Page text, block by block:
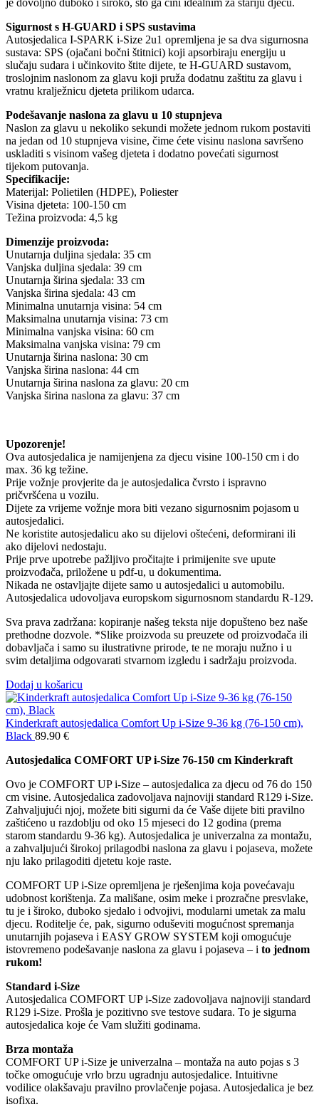
Sigurnost s H-GUARD i SPS sustavima
Autosjedalica I-SPARK i-Size 2u1 opremljena je sa dva sigurnosna
sustava: SPS (ojačani bočni štitnici) koji apsorbiraju energiju u
slučaju sudara i učinkovito štite dijete, te H-GUARD sustavom,
troslojnim naslonom za glavu koji pruža dodatnu zaštitu za glavu i
vratnu kralježnicu djeteta prilikom udarca.
Podešavanje naslona za glavu u 10 stupnjeva
Naslon za glavu u nekoliko sekundi možete jednom rukom postaviti
na jedan od 10 stupnjeva visine, čime ćete visinu naslona savršeno
uskladiti s visinom vašeg djeteta i dodatno povećati sigurnost
tijekom putovanja.
Specifikacije:
Materijal: Polietilen (HDPE), Poliester
Visina djeteta: 100-150 cm
Težina proizvoda: 4,5 kg
Dimenzije proizvoda:
Unutarnja duljina sjedala: 35 cm
Vanjska duljina sjedala: 39 cm
Unutarnja širina sjedala: 33 cm
Vanjska širina sjedala: 43 cm
Minimalna unutarnja visina: 54 cm
Maksimalna unutarnja visina: 73 cm
Minimalna vanjska visina: 60 cm
Maksimalna vanjska visina: 79 cm
Unutarnja širina naslona: 30 cm
Vanjska širina naslona: 44 cm
Unutarnja širina naslona za glavu: 20 cm
Vanjska širina naslona za glavu: 37 cm
Upozorenje!
Ova autosjedalica je namijenjena za djecu visine 100-150 cm i do
max. 36 kg težine.
Prije vožnje provjerite da je autosjedalica čvrsto i ispravno
pričvršćena u vozilu.
Dijete za vrijeme vožnje mora biti vezano sigurnosnim pojasom u
autosjedalici.
Ne koristite autosjedalicu ako su dijelovi oštećeni, deformirani ili
ako dijelovi nedostaju.
Prije prve upotrebe pažljivo pročitajte i primijenite sve upute
proizvođača, priložene u pdf-u, u dokumentima.
Nikada ne ostavljajte dijete samo u autosjedalici u automobilu.
Autosjedalica udovoljava europskom sigurnosnom standardu R-129.
Sva prava zadržana: kopiranje našeg teksta nije dopušteno bez naše
prethodne dozvole. *Slike proizvoda su preuzete od proizvođača ili
dobavljača i samo su ilustrativne prirode, te ne moraju nužno i u
svim detaljima odgovarati stvarnom izgledu i sadržaju proizvoda.
Dodaj u košaricu
Kinderkraft autosjedalica Comfort Up i-Size 9-36 kg (76-150 cm),
Black 89.90 €
Autosjedalica COMFORT UP i-Size 76-150 cm Kinderkraft
Ovo je COMFORT UP i-Size – autosjedalica za djecu od 76 do 150
cm visine. Autosjedalica zadovoljava najnoviji standard R129 i-Size.
Zahvaljujući njoj, možete biti sigurni da će Vaše dijete biti pravilno
zaštićeno u razdoblju od oko 15 mjeseci do 12 godina (prema
starom standardu 9-36 kg). Autosjedalica je univerzalna za montažu,
a zahvaljujući širokoj prilagodbi naslona za glavu i pojaseva, možete
nju lako prilagoditi djetetu koje raste.
COMFORT UP i-Size opremljena je rješenjima koja povećavaju
udobnost korištenja. Za mališane, osim meke i prozračne presvlake,
tu je i široko, duboko sjedalo i odvojivi, modularni umetak za malu
djecu. Roditelje će, pak, sigurno oduševiti mogućnost spremanja
unutarnjih pojaseva i EASY GROW SYSTEM koji omogućuje
istovremeno podešavanje naslona za glavu i pojaseva – i to jednom
rukom!
Standard i-Size
Autosjedalica COMFORT UP i-Size zadovoljava najnoviji standard
R129 i-Size. Prošla je pozitivno sve testove sudara. To je sigurna
autosjedalica koje će Vam služiti godinama.
Brza montaža
COMFORT UP i-Size je univerzalna – montaža na auto pojas s 3
točke omogućuje vrlo brzu ugradnju autosjedalice. Intuitivne
vodilice olakšavaju pravilno provlačenje pojasa. Autosjedalica je bez
isofixa.